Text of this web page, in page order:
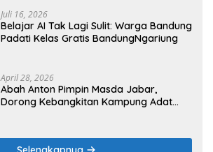
Juli 16, 2026
Belajar AI Tak Lagi Sulit: Warga Bandung
Padati Kelas Gratis BandungNgariung
April 28, 2026
Abah Anton Pimpin Masda Jabar,
Dorong Kebangkitan Kampung Adat